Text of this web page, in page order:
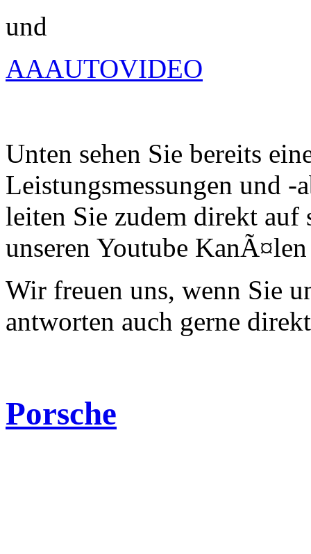
und
AAAUTOVIDEO
Unten sehen Sie bereits
Leistungsmessungen und -
leiten Sie zudem direkt auf
unseren Youtube
Wir freuen uns, wenn Sie
antworten auch gerne
Porsche